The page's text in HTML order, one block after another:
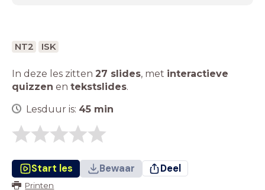
NT2 ISK
In deze les zitten 27 slides, met interactieve
quizzen en tekstslides.
Lesduur is: 45 min
Start les Bewaar Deel
Printen